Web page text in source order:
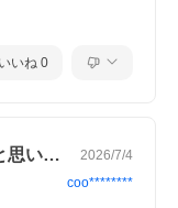
いいね 0
合格できました。力になる一冊だと思いま… 2026/7/4
coo********